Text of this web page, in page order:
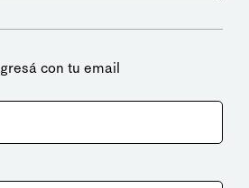
con tu email